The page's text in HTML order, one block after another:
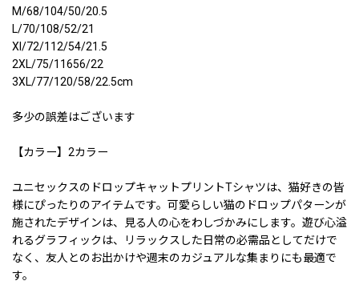
M/68/104/50/20.5
L/70/108/52/21
Xl/72/112/54/21.5
2XL/75/11656/22
3XL/77/120/58/22.5cm
多少の誤差はございます
【カラー】2カラー
ユニセックスのドロップキャットプリントTシャツは、猫好きの皆
様にぴったりのアイテムです。可愛らしい猫のドロップパターンが
施されたデザインは、見る人の心をわしづかみにします。遊び心溢
れるグラフィックは、リラックスした日常の必需品としてだけで
なく、友人とのお出かけや週末のカジュアルな集まりにも最適で
す。